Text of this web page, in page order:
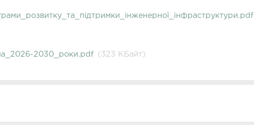
2030_роки.pdf (323 КБайт)